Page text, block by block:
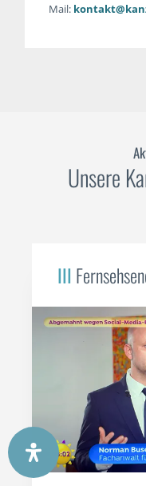
Mail:
Unsere
III